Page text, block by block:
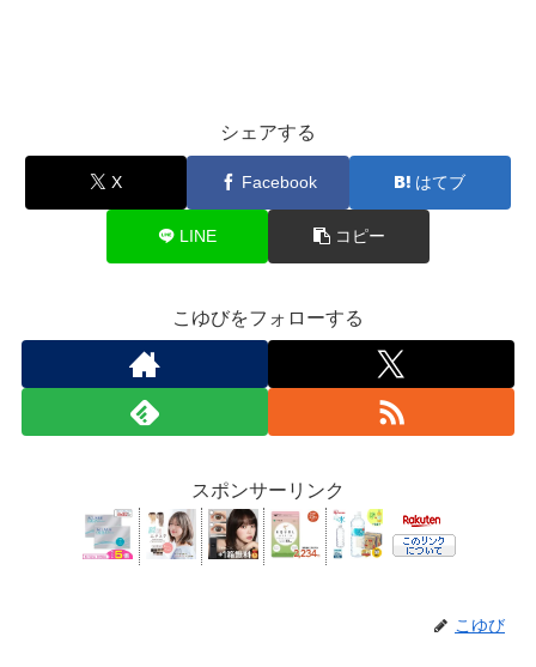
シェアする
X Facebook はてブ
LINE コピー
こゆびをフォローする
スポンサーリンク
こゆび